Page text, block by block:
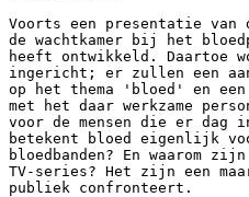
Voorts een presentatie van
de wachtkamer bij het
heeft ontwikkeld. Daartoe
ingericht; er zullen een
op het thema 'bloed' en
met het daar werkzame
voor de mensen die er dag
betekent bloed eigenlijk
bloedbanden? En waarom
TV-series? Het zijn een
publiek confronteert.